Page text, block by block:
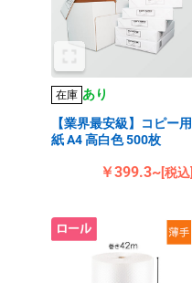
在庫 あり
【業界最安級】コピー用
紙 A4 高白色 500枚
￥399.3~[税込]